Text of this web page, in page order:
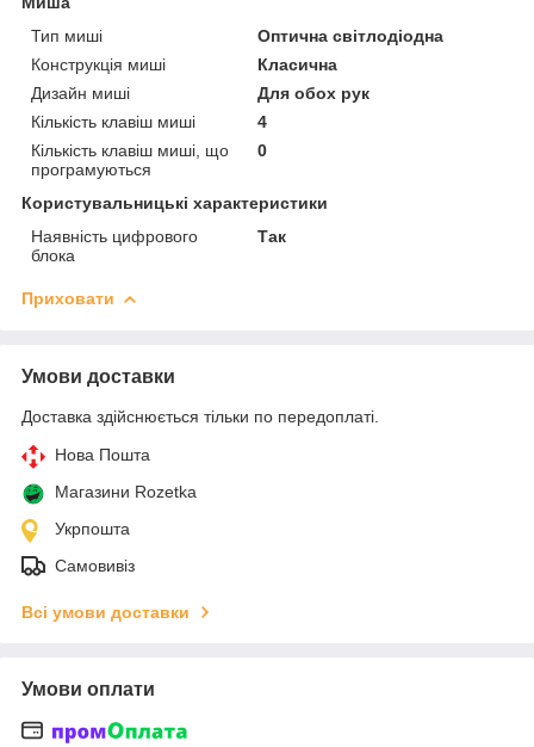
Тип миші
Оптична світлодіодна
Конструкція миші
Класична
Дизайн миші
Для обох рук
Кількість клавіш миші
4
Кількість клавіш миші, що
програмуються
0
Користувальницькі характеристики
Наявність цифрового
блока
Так
Приховати
Умови доставки
Доставка здійснюється тільки по передоплаті.
Нова Пошта
Магазини Rozetka
Укрпошта
Самовивіз
Всі умови доставки
Умови оплати